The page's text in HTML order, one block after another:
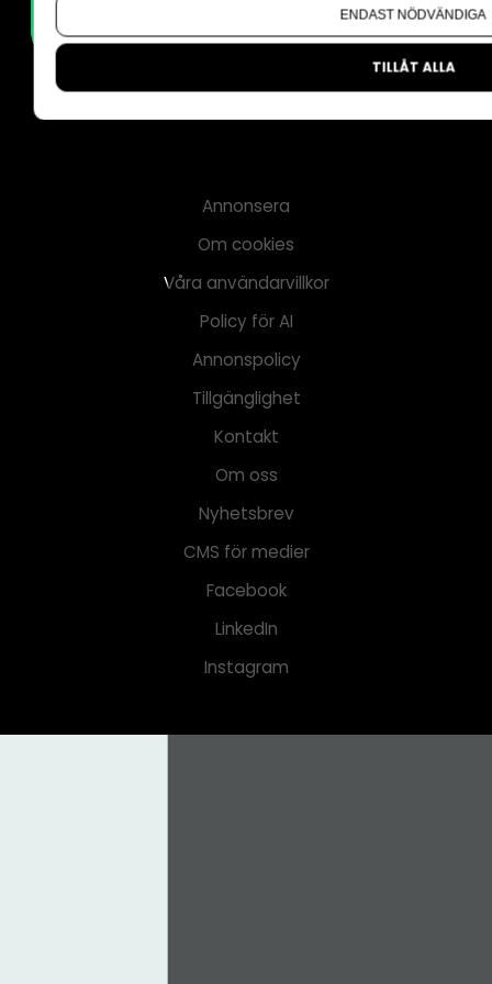
Annonsera
Om cookies
Våra användarvillkor
Policy för AI
Annonspolicy
Tillgänglighet
Kontakt
Om oss
Nyhetsbrev
CMS för medier
Facebook
LinkedIn
Instagram
ENDAST NÖDVÄNDIGA
TILLÅT ALLA